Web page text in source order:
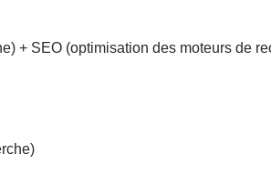
+ SEO (optimisation des moteurs de